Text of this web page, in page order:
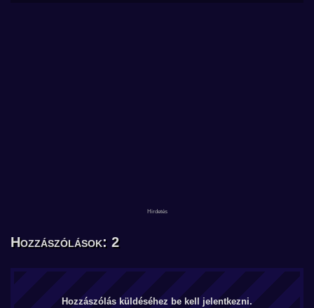
Hozzászólások: 2
Hozzászólás küldéséhez be kell jelentkezni.